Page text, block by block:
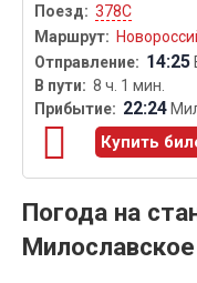
378С
14:25
8 ч. 1 мин.
22:24
Купить
Погода на
Милославское